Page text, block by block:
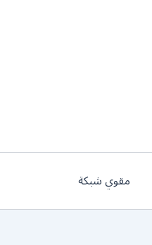
مقوي شبكة